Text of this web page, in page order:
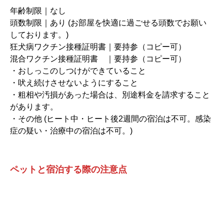
年齢制限｜なし
頭数制限｜あり (お部屋を快適に過ごせる頭数でお願い
しております。)
狂犬病ワクチン接種証明書｜要持参（コピー可）
混合ワクチン接種証明書 ｜要持参（コピー可）
・おしっこのしつけができていること
・吠え続けさせないようにすること
・粗相や汚損があった場合は、別途料金を請求すること
があります。
・その他 (ヒート中・ヒート後2週間の宿泊は不可。感染
症の疑い・治療中の宿泊は不可。)
ペットと宿泊する際の注意点